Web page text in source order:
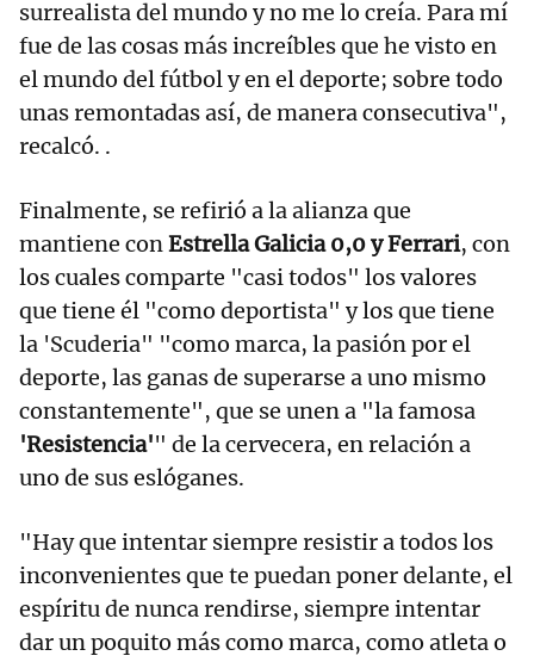
surrealista del mundo y no me lo creía. Para mí
fue de las cosas más increíbles que he visto en
el mundo del fútbol y en el deporte; sobre todo
unas remontadas así, de manera consecutiva",
recalcó. .
Finalmente, se refirió a la alianza que
mantiene conEstrella Galicia 0,0 y Ferrari, con
los cuales comparte "casi todos" los valores
que tiene él "como deportista" y los que tiene
la 'Scuderia" "como marca, la pasión por el
deporte, las ganas de superarse a uno mismo
constantemente", que se unen a "la famosa
'Resistencia'" de la cervecera, en relación a
uno de sus eslóganes.
"Hay que intentar siempre resistir a todos los
inconvenientes que te puedan poner delante, el
espíritu de nunca rendirse, siempre intentar
dar un poquito más como marca, como atleta o